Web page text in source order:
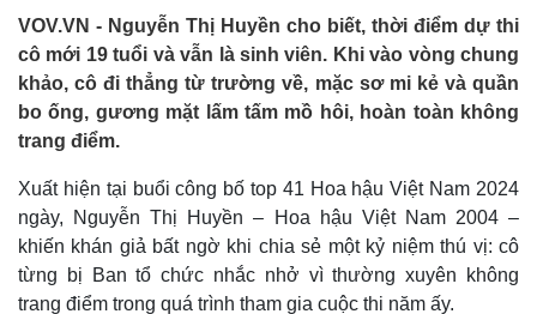
Chính trị
Đảng
Tổ chức nhân sự
Quốc hội
Nhận diện sự thật
Xã hội
Tin 24h
Dự báo thời tiết
Giáo dục
Biển đảo
VOV.VN - Nguyễn Thị Huyền cho biết, thời điểm dự thi
cô mới 19 tuổi và vẫn là sinh viên. Khi vào vòng chung
khảo, cô đi thẳng từ trường về, mặc sơ mi kẻ và quần
bo ống, gương mặt lấm tấm mồ hôi, hoàn toàn không
trang điểm.
Xuất hiện tại buổi công bố top 41 Hoa hậu Việt Nam 2024
ngày, Nguyễn Thị Huyền – Hoa hậu Việt Nam 2004 –
khiến khán giả bất ngờ khi chia sẻ một kỷ niệm thú vị: cô
từng bị Ban tổ chức nhắc nhở vì thường xuyên không
trang điểm trong quá trình tham gia cuộc thi năm ấy.